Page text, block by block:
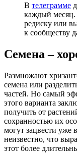
В телеграмме
каждый месяц.
редиску или
к сообществу
Семена –
Размножают
семена или
частей. Но самый
этого варианта
получить от
сохранностью их
могут зацвести уже
неизвестно, что
этот более